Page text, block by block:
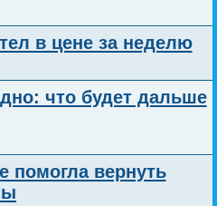
в цене за неделю
что будет дальше
помогла вернуть